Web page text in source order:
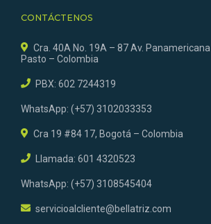
CONTÁCTENOS
Cra. 40A No. 19A – 87 Av. Panamericana
Pasto – Colombia
PBX: 602 7244319
WhatsApp: (+57) 3102033353
Cra 19 #84 17, Bogotá – Colombia
Llamada: 601 4320523
WhatsApp: (+57) 3108545404
servicioalcliente@bellatriz.com